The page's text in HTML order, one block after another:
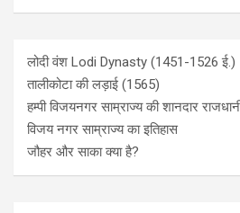
लोदी वंश Lodi Dynasty (1451-1526 ई.)
तालीकोटा की लड़ाई (1565)
हम्पी विजयनगर साम्राज्य की शानदार
विजय नगर साम्राज्य का इतिहास
जौहर और साका क्या है?